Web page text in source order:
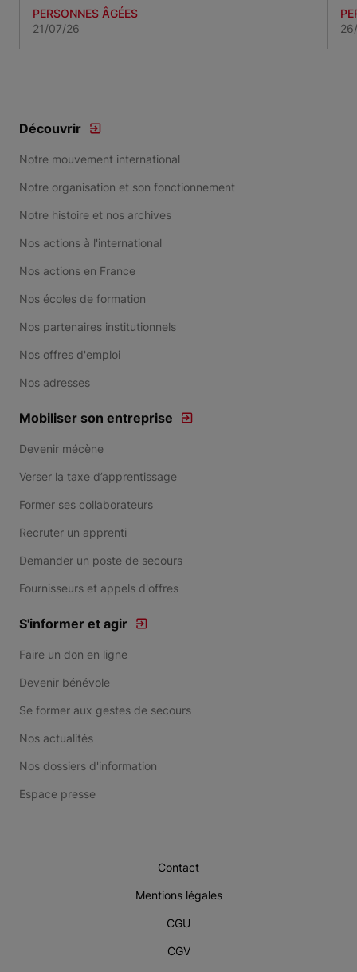
PERSONNES ÂGÉES
21/07/26
Découvrir
Notre mouvement international
Notre organisation et son fonctionnement
Notre histoire et nos archives
Nos actions à l'international
Nos actions en France
Nos écoles de formation
Nos partenaires institutionnels
Nos offres d'emploi
Nos adresses
Mobiliser son entreprise
Devenir mécène
Verser la taxe d’apprentissage
Former ses collaborateurs
Recruter un apprenti
Demander un poste de secours
Fournisseurs et appels d'offres
S'informer et agir
Faire un don en ligne
Devenir bénévole
Se former aux gestes de secours
Nos actualités
Nos dossiers d'information
Espace presse
Contact
Mentions légales
CGU
CGV